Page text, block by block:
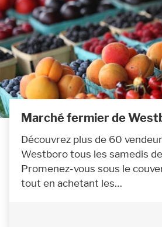
Marché fermier de
Découvrez plus de 60
Westboro tous les samedis
Promenez-vous sous le
tout en achetant les…